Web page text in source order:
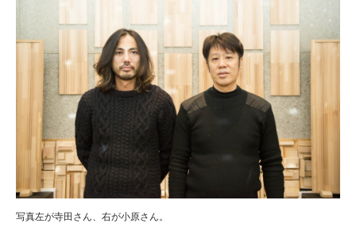
写真左が寺田さん、右が小原さん。